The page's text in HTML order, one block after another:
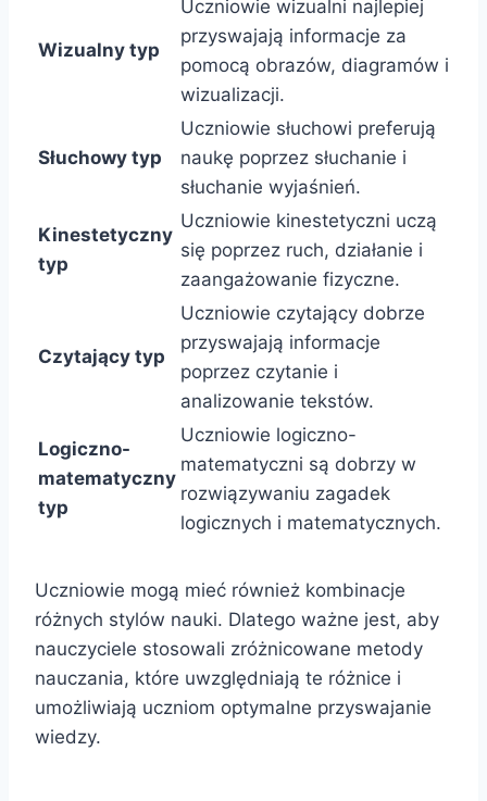
Wizualny typ
Uczniowie wizualni najlepiej
przyswajają informacje za
pomocą obrazów, diagramów i
wizualizacji.
Słuchowy typ
Uczniowie słuchowi preferują
naukę poprzez słuchanie i
słuchanie wyjaśnień.
Kinestetyczny
typ
Uczniowie kinestetyczni uczą
się poprzez ruch, działanie i
zaangażowanie fizyczne.
Czytający typ
Uczniowie czytający dobrze
przyswajają informacje
poprzez czytanie i
analizowanie tekstów.
Logiczno-
matematyczny
typ
Uczniowie logiczno-
matematyczni są dobrzy w
rozwiązywaniu zagadek
logicznych i matematycznych.
Uczniowie mogą mieć również kombinacje
różnych stylów nauki. Dlatego ważne jest, aby
nauczyciele stosowali zróżnicowane metody
nauczania, które uwzględniają te różnice i
umożliwiają uczniom optymalne przyswajanie
wiedzy.